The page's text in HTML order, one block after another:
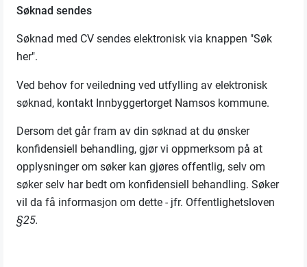
Søknad sendes
Søknad med CV sendes elektronisk via knappen "Søk
her".
Ved behov for veiledning ved utfylling av elektronisk
søknad, kontakt Innbyggertorget Namsos kommune.
Dersom det går fram av din søknad at du ønsker
konfidensiell behandling, gjør vi oppmerksom på at
opplysninger om søker kan gjøres offentlig, selv om
søker selv har bedt om konfidensiell behandling. Søker
vil da få informasjon om dette - jfr. Offentlighetsloven
§25.